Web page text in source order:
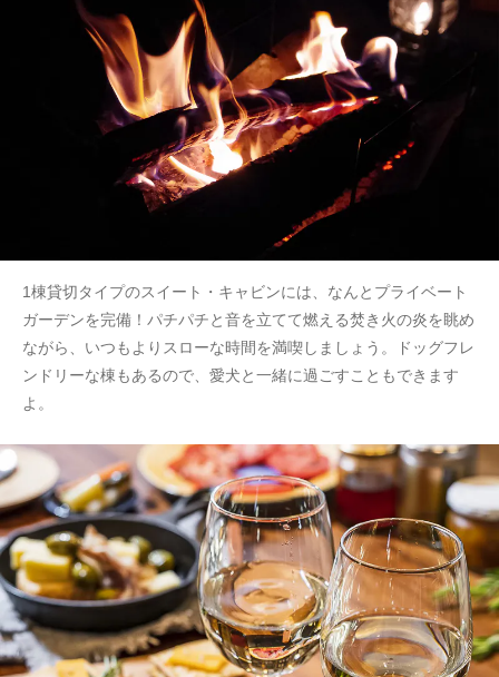
1棟貸切タイプのスイート・キャビンには、なんとプライベート
ガーデンを完備！パチパチと音を立てて燃える焚き火の炎を眺め
ながら、いつもよりスローな時間を満喫しましょう。ドッグフレ
ンドリーな棟もあるので、愛犬と一緒に過ごすこともできます
よ。